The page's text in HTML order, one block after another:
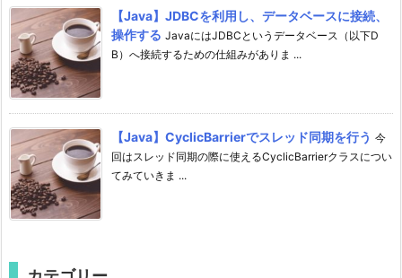
【Java】JDBCを利用し、データベースに接続、
操作する JavaにはJDBCというデータベース（以下D
B）へ接続するための仕組みがありま ...
【Java】CyclicBarrierでスレッド同期を行う 今
回はスレッド同期の際に使えるCyclicBarrierクラスについ
てみていきま ...